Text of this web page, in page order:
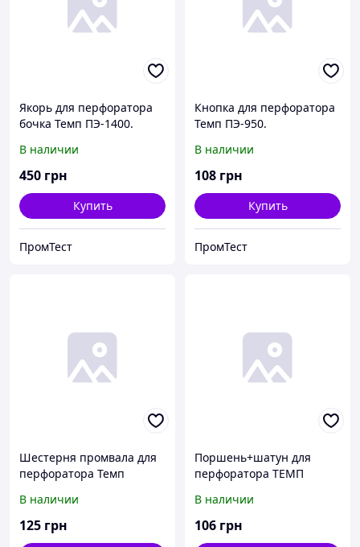
Якорь для перфоратора
бочка Темп ПЭ-1400.
В наличии
450 грн
Купить
ПромТест
Кнопка для перфоратора
Темп ПЭ-950.
В наличии
108 грн
Купить
ПромТест
Шестерня промвала для
перфоратора Темп
зубов).
В наличии
125 грн
Поршень+шатун для
перфоратора ТЕМП
В наличии
106 грн